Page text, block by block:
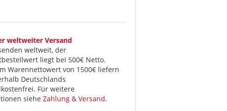
weltweiter Versand
weltweit, der
liegt bei 500€ Netto.
Warennettowert von 1500€ liefern
Deutschlands
Für weitere
siehe Zahlung & Versand.